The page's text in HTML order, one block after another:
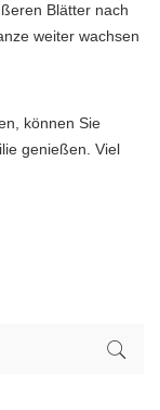
Blätter nach
weiter wachsen
können Sie
genießen. Viel